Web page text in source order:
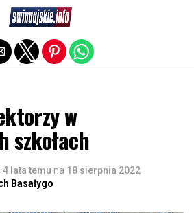
w
szkołach
4 lata temu na 18 sierpnia 2022
Basałygo
mobile version